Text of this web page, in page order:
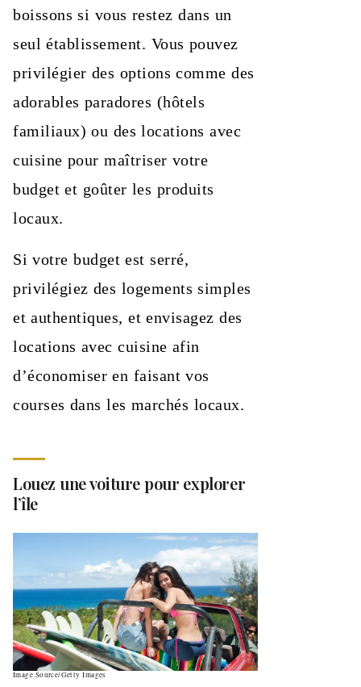
boissons si vous restez dans un
seul établissement. Vous pouvez
privilégier des options comme des
adorables paradores (hôtels
familiaux) ou des locations avec
cuisine pour maîtriser votre
budget et goûter les produits
locaux.
Si votre budget est serré,
privilégiez des logements simples
et authentiques, et envisagez des
locations avec cuisine afin
d’économiser en faisant vos
courses dans les marchés locaux.
Louez une voiture pour explorer
l’île
Image Source/Getty Images